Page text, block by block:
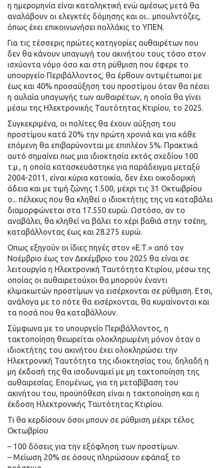
η ημερομηνία είναι καταληκτική ενώ αμέσως μετά θα
αναλάβουν οι ελεγκτές δόμησης και οι... μπουλντόζες,
όπως έχει επικοινωνήσει πολλάκις το ΥΠΕΝ.
Για τις τέσσερις πρώτες κατηγορίες αυθαιρέτων που
δεν θα κάνουν υπαγωγή του ακινήτου τους τόσο στον
ισχύοντα νόμο όσο και στη ρύθμιση που έφερε το
υπουργείο Περιβάλλοντος, θα έρθουν αντιμέτωποι με
έως και 40% προσαύξηση του προστίμου όταν θα πέσει
η αυλαία υπαγωγής των αυθαιρέτων, η οποία θα γίνει
μέσω της Ηλεκτρονικής Ταυτότητας Κτιρίου, το 2025.
Συγκεκριμένα, οι πολίτες θα έχουν αύξηση του
προστίμου κατά 20% την πρώτη χρονιά και για κάθε
επόμενη θα επιβαρύνονται με επιπλέον 5%. Πρακτικά
αυτό σημαίνει πως μια ιδιοκτησία εκτός σχεδίου 100
τ.μ., η οποία κατασκευάστηκε για παράδειγμα μεταξύ
2004-2011, είναι κύρια κατοικία, δεν έχει οικοδομική
άδεια και με τιμή ζώνης 1.500, μέχρι τις 31 Οκτωβρίου
ο... πέλεκυς που θα κληθεί ο ιδιοκτήτης της να καταβάλει
διαμορφώνεται στα 17.550 ευρώ. Ωστόσο, αν το
αναβάλει, θα κληθεί να βάλει το χέρι βαθιά στην τσέπη,
καταβάλλοντας έως και 28.275 ευρώ.
Οπως εξηγούν οι ίδιες πηγές στον «Ε.Τ.» από τον
Νοέμβριο έως τον Δεκέμβριο του 2025 θα είναι σε
λειτουργία η Ηλεκτρονική Ταυτότητα Κτιρίου, μέσω της
οποίας οι αυθαιρετούχοι θα μπορούν έναντι
κλιμακωτών προστίμων να εισέρχονται σε ρύθμιση. Ετσι,
ανάλογα με το πότε θα εισέρχονται, θα κυμαίνονται και
τα ποσά που θα καταβάλλουν.
Σύμφωνα με το υπουργείο Περιβάλλοντος, η
τακτοποίηση θεωρείται ολοκληρωμένη μόνον όταν ο
ιδιοκτήτης του ακινήτου έχει ολοκληρώσει την
Ηλεκτρονική Ταυτότητα της ιδιοκτησίας του, δηλαδή η
μη έκδοσή της θα ισοδυναμεί με μη τακτοποίηση της
αυθαιρεσίας. Επομένως, για τη μεταβίβαση του
ακινήτου του, προϋπόθεση είναι η τακτοποίηση και η
έκδοση Ηλεκτρονικής Ταυτότητας Κτιρίου.
Τι θα κερδίσουν όσοι μπουν σε ρύθμιση μέχρι τέλος
Οκτωβρίου
– 100 δόσεις για την εξόφληση των προστίμων.
– Μείωση 20% σε όσους πληρώσουν εφάπαξ το